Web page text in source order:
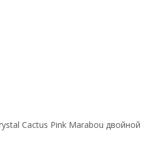
Cactus Pink Marabou двойной